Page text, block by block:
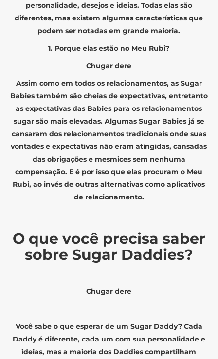
personalidade, desejos e ideias. Todas elas são
diferentes, mas existem algumas características que
podem ser notadas em grande maioria.
1. Porque elas estão no Meu Rubi?
Chugar dere
Assim como em todos os relacionamentos, as Sugar
Babies também são cheias de expectativas, entretanto
as expectativas das Babies para os relacionamentos
sugar são mais elevadas. Algumas Sugar Babies já se
cansaram dos relacionamentos tradicionais onde suas
vontades e expectativas não eram atingidas, cansadas
das obrigações e mesmices sem nenhuma
compensação. E é por isso que elas procuram o Meu
Rubi, ao invés de outras alternativas como aplicativos
de relacionamento.
O que você precisa saber
sobre Sugar Daddies?
Chugar dere
Você sabe o que esperar de um Sugar Daddy? Cada
Daddy é diferente, cada um com sua personalidade e
ideias, mas a maioria dos Daddies compartilham